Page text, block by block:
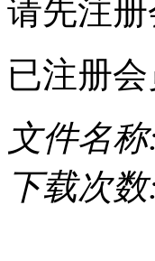
请先注
已注册
文件名称
下载次数